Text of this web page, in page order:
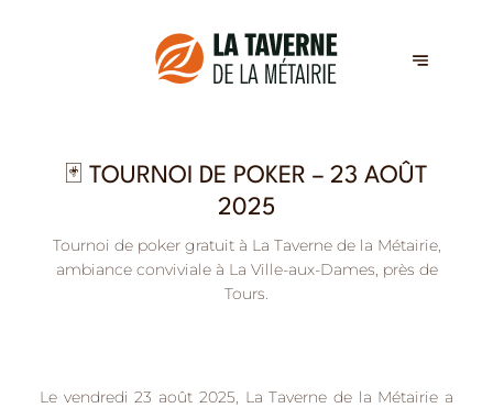
🃏 TOURNOI DE POKER – 23 AOÛT
2025
Tournoi de poker gratuit à La Taverne de la Métairie,
ambiance conviviale à La Ville-aux-Dames, près de
Tours.
Le vendredi 23 août 2025, La Taverne de la Métairie a